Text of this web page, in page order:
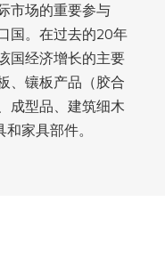
市场的重要参与
国。在过去的20年
国经济增长的主要
、镶板产品（胶合
成型品、建筑细木
家具部件。